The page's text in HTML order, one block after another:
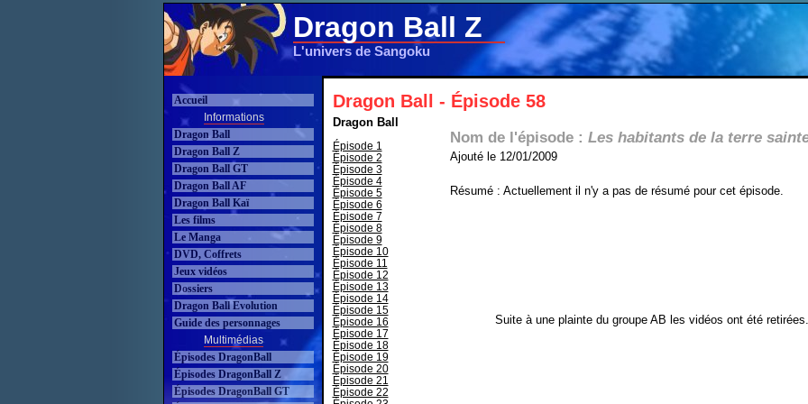
Dragon Ball Z
L'univers de Sangoku
Accueil
Informations
Dragon Ball
Dragon Ball Z
Dragon Ball GT
Dragon Ball AF
Dragon Ball Kaï
Les films
Le Manga
DVD, Coffrets
Jeux vidéos
Dossiers
Dragon Ball Evolution
Guide des personnages
Multimédias
Épisodes DragonBall
Épisodes DragonBall Z
Épisodes DragonBall GT
Dragon Ball - Épisode 58
Dragon Ball
Épisode 1
Épisode 2
Épisode 3
Épisode 4
Épisode 5
Épisode 6
Épisode 7
Épisode 8
Épisode 9
Épisode 10
Épisode 11
Épisode 12
Épisode 13
Épisode 14
Épisode 15
Épisode 16
Épisode 17
Épisode 18
Épisode 19
Épisode 20
Épisode 21
Épisode 22
Nom de l'épisode : Les habitants de la terre
Ajouté le 12/01/2009
Résumé : Actuellement il n'y a pas de résumé pour cet épisode.
Suite à une plainte du groupe AB les vidéos ont été retirées.